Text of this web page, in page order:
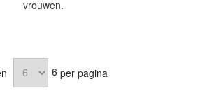
vrouwen.
6 per pagina